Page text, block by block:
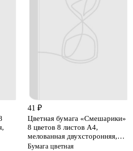
41 ₽
Цветная бумага «Смешарики»
8 цветов 8 листов А4,
мелованная двухсторонняя,
КонцепТ-Стиль, в
Бумага цветная